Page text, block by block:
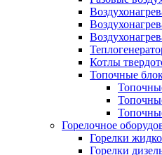
Котлы
Топочные
Горелочное
Горелки
Горелки